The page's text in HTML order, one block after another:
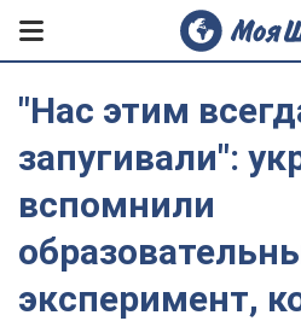
"Нас этим
запугивали":
вспомнили
эксперимент,